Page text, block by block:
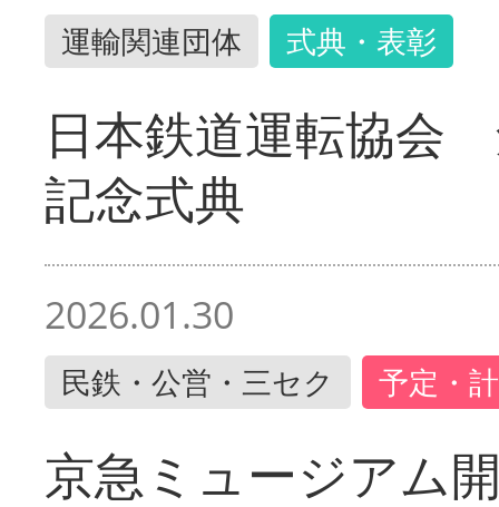
運輸関連団体 式典・表彰
日本鉄道運転協会
記念式典
2026.01.30
民鉄・公営・三セク 予定・
京急ミュージアム